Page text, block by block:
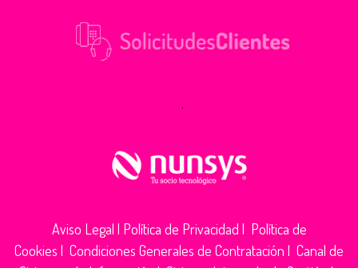
.
Aviso Legal | Política de Privacidad | Política de
Cookies | Condiciones Generales de Contratación | Canal de